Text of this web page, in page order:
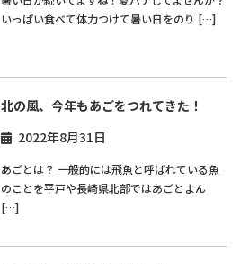
いっぱい食べて体力つけて暑い日をのり […]
北の風、今年もあごをつれてきた！
2022年8月31日
あごとは？ 一般的には飛魚と呼ばれている魚
のことを平戸や長崎県北部ではあごとよん
[…]